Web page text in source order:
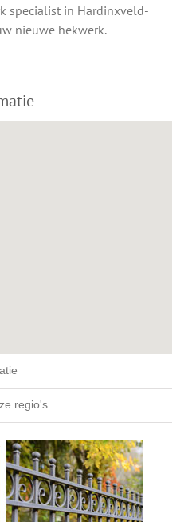
specialist in Hardinxveld-
nieuwe hekwerk.
regio's